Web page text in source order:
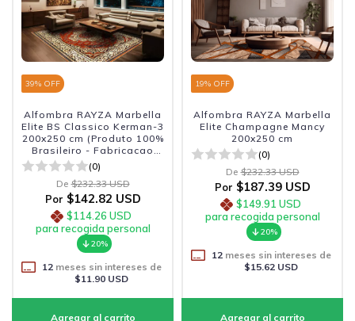
39% OFF
Alfombra RAYZA Marbella
Elite BS Classico Kerman-3
200x250 cm (Produto 100%
Brasileiro - Fabricacao
Nacional)
(0)
De $232.33 USD
Por $142.82 USD
$114.26 USD
para recogida personal
20%
12meses sin intereses de
$11.90 USD
19% OFF
Alfombra RAYZA Marbella
Elite Champagne Mancy
200x250 cm
(0)
De $232.33 USD
Por $187.39 USD
$149.91 USD
para recogida personal
20%
12meses sin intereses de
$15.62 USD